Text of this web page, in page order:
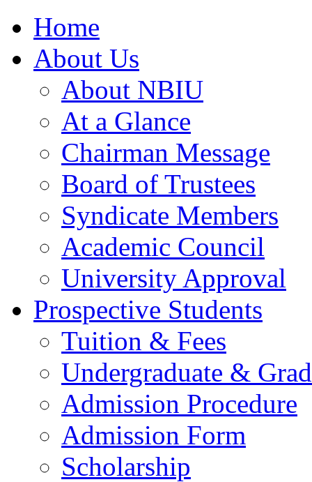
Home
About Us
About NBIU
At a Glance
Chairman Message
Board of Trustees
Syndicate Members
Academic Council
University Approval
Prospective Students
Tuition & Fees
Undergraduate &
Admission Procedure
Admission Form
Scholarship